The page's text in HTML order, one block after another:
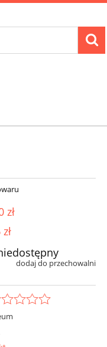
zł
dodaj do przechowalni